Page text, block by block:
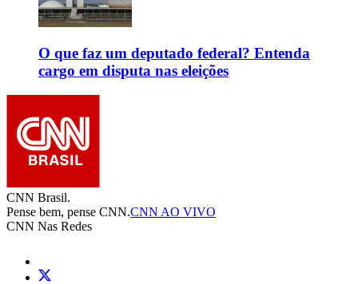
O que faz um deputado federal? Entenda
cargo em disputa nas eleições
CNN Brasil.
Pense bem, pense CNN.CNN AO VIVO
CNN Nas Redes